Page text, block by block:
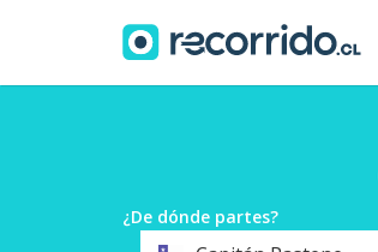
¿De dónde partes?